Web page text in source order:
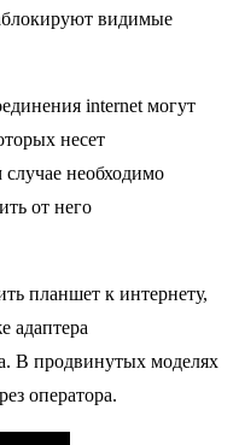
видимые
internet могут
несет
случае необходимо
от него
планшет к интернету,
адаптера
В продвинутых моделях
оператора.